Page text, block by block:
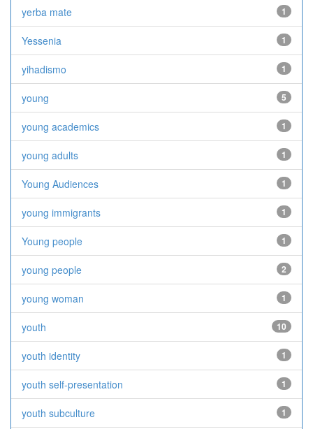
yerba mate 1
Yessenia 1
yihadismo 1
young 5
young academics 1
young adults 1
Young Audiences 1
young immigrants 1
Young people 1
young people 2
young woman 1
youth 10
youth identity 1
youth self-presentation 1
youth subculture 1